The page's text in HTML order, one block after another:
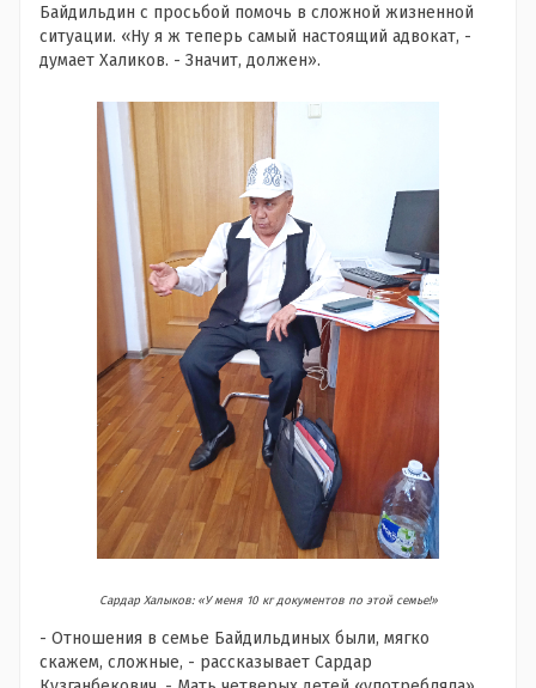
Байдильдин с просьбой помочь в сложной жизненной
ситуации. «Ну я ж теперь самый настоящий адвокат, -
думает Халиков. - Значит, должен».
Сардар Халыков: «У меня 10 кг документов по этой семье!»
- Отношения в семье Байдильдиных были, мягко
скажем, сложные, - рассказывает Сардар